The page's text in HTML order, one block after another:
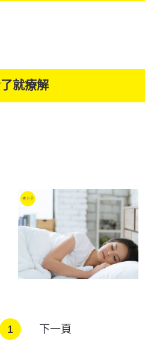
就療解
1 下一頁